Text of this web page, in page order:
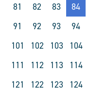
81
82 83 84
91
92 93 94
101
102 103 104
111
112 113 114
121
122 123 124